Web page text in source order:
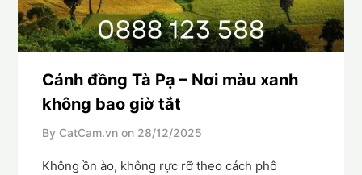
Cánh đồng Tà Pạ – Nơi màu xanh
không bao giờ tắt
By CatCam.vn on 28/12/2025
Không ồn ào, không rực rỡ theo cách phô